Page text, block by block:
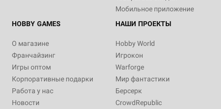
Мобильное приложение
HOBBY GAMES
О магазине
Франчайзинг
Игры оптом
Корпоративные подарки
Работа у нас
Новости
НАШИ ПРОЕКТЫ
Hobby World
Игрокон
Warforge
Мир фантастики
Берсерк
CrowdRepublic